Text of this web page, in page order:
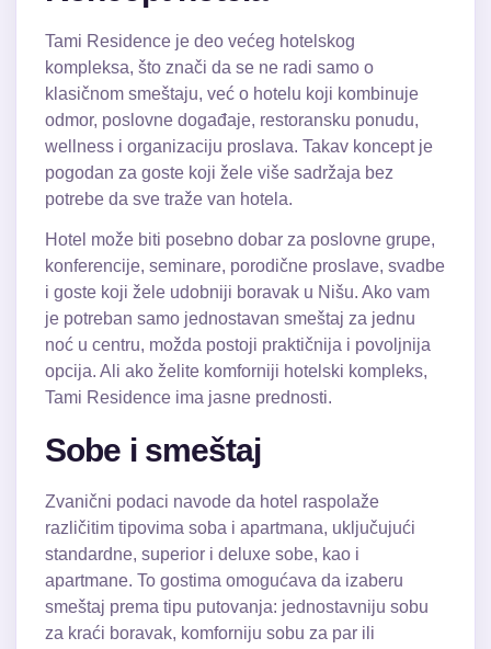
Tami Residence je deo većeg hotelskog
kompleksa, što znači da se ne radi samo o
klasičnom smeštaju, već o hotelu koji kombinuje
odmor, poslovne događaje, restoransku ponudu,
wellness i organizaciju proslava. Takav koncept je
pogodan za goste koji žele više sadržaja bez
potrebe da sve traže van hotela.
Hotel može biti posebno dobar za poslovne grupe,
konferencije, seminare, porodične proslave, svadbe
i goste koji žele udobniji boravak u Nišu. Ako vam
je potreban samo jednostavan smeštaj za jednu
noć u centru, možda postoji praktičnija i povoljnija
opcija. Ali ako želite komforniji hotelski kompleks,
Tami Residence ima jasne prednosti.
Sobe i smeštaj
Zvanični podaci navode da hotel raspolaže
različitim tipovima soba i apartmana, uključujući
standardne, superior i deluxe sobe, kao i
apartmane. To gostima omogućava da izaberu
smeštaj prema tipu putovanja: jednostavniju sobu
za kraći boravak, komforniju sobu za par ili